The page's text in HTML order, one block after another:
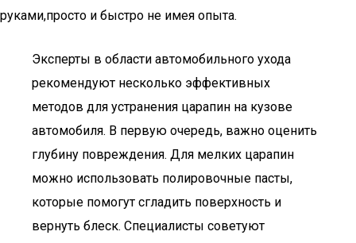
руками,просто и быстро не имея опыта.
Эксперты в области автомобильного ухода
рекомендуют несколько эффективных
методов для устранения царапин на кузове
автомобиля. В первую очередь, важно оценить
глубину повреждения. Для мелких царапин
можно использовать полировочные пасты,
которые помогут сгладить поверхность и
вернуть блеск. Специалисты советуют